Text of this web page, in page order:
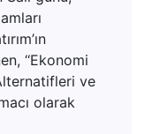
‘‘Ekonomi
ve
olarak